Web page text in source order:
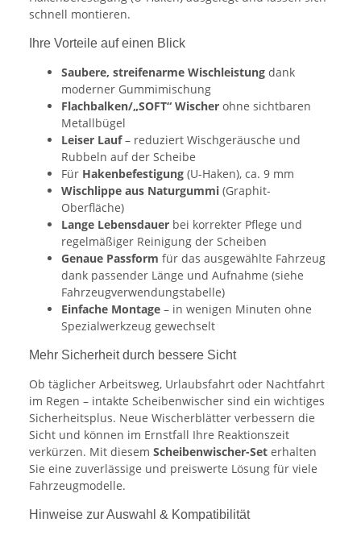
schnell montieren.
Ihre Vorteile auf einen Blick
Saubere, streifenarme Wischleistung dank
moderner Gummimischung
Flachbalken/„SOFT“ Wischer ohne sichtbaren
Metallbügel
Leiser Lauf– reduziert Wischgeräusche und
Rubbeln auf der Scheibe
Für Hakenbefestigung (U-Haken), ca. 9 mm
Wischlippe aus Naturgummi (Graphit-
Oberfläche)
Lange Lebensdauer bei korrekter Pflege und
regelmäßiger Reinigung der Scheiben
Genaue Passform für das ausgewählte Fahrzeug
dank passender Länge und Aufnahme (siehe
Fahrzeugverwendungstabelle)
Einfache Montage – in wenigen Minuten ohne
Spezialwerkzeug gewechselt
Mehr Sicherheit durch bessere Sicht
Ob täglicher Arbeitsweg, Urlaubsfahrt oder Nachtfahrt
im Regen – intakte Scheibenwischer sind ein wichtiges
Sicherheitsplus. Neue Wischerblätter verbessern die
Sicht und können im Ernstfall Ihre Reaktionszeit
verkürzen. Mit diesem Scheibenwischer-Set erhalten
Sie eine zuverlässige und preiswerte Lösung für viele
Fahrzeugmodelle.
Hinweise zur Auswahl & Kompatibilität